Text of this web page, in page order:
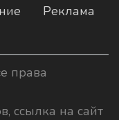
Реклама
права
ссылка на сайт